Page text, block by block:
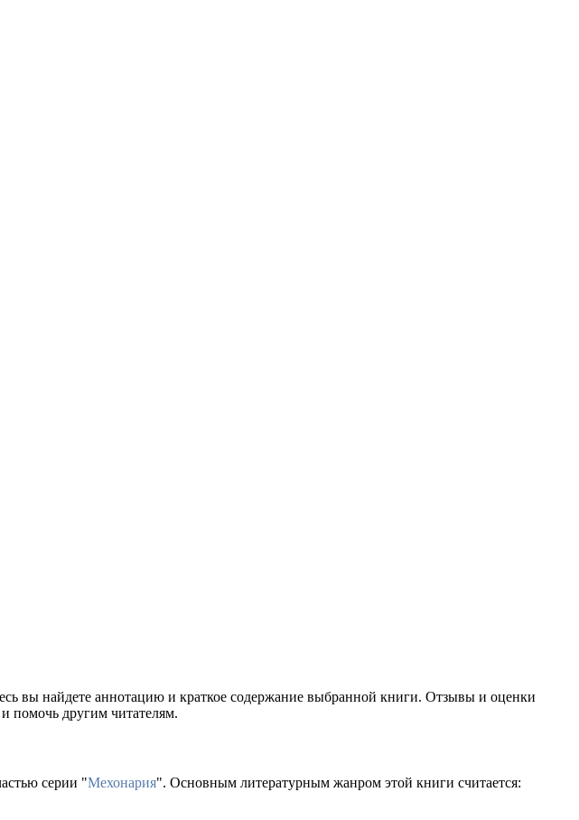
вы найдете аннотацию и краткое содержание выбранной книги. Отзывы и оценки
помочь другим читателям.
серии "Мехонария". Основным литературным жанром этой книги считается: